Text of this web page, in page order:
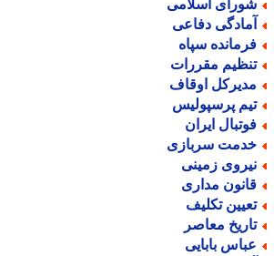
اسلامی
دفاعی
سپاه
مقررات
اوقاف
پرسپولیس
ایران
سربازی
زمینی
مداری
تکلیف
معاصر
بابایی